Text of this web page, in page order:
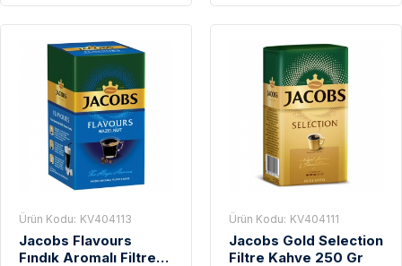
Ürün Kodu: KV404113
Jacobs Flavours
Fındık Aromalı Filtre
Ürün Kodu: KV404111
Jacobs Gold Selection
Filtre Kahve 250 Gr